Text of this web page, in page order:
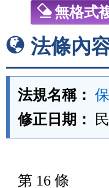
無格式
法條內
法規名稱：
修正日期：
第 16 條